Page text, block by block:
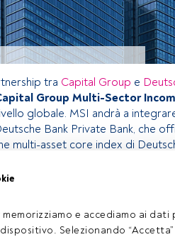
e accediamo ai
Selezionando
tra Capital Group e
Group Multi-Sector
globale. MSI andrà a
Bank Private Bank, che
multi-asset core index di
Login. Se non hai ancora un
tutti i contenuti che